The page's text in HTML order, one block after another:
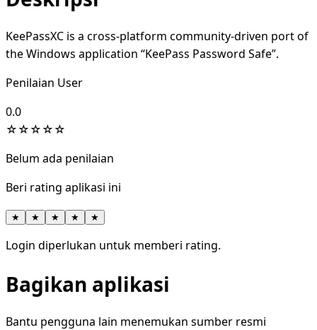
KeePassXC is a cross-platform community-driven port of
the Windows application “KeePass Password Safe”.
Penilaian User
0.0
☆☆☆☆☆
Belum ada penilaian
Beri rating aplikasi ini
★ ★ ★ ★ ★
Login diperlukan untuk memberi rating.
Bagikan aplikasi
Bantu pengguna lain menemukan sumber resmi